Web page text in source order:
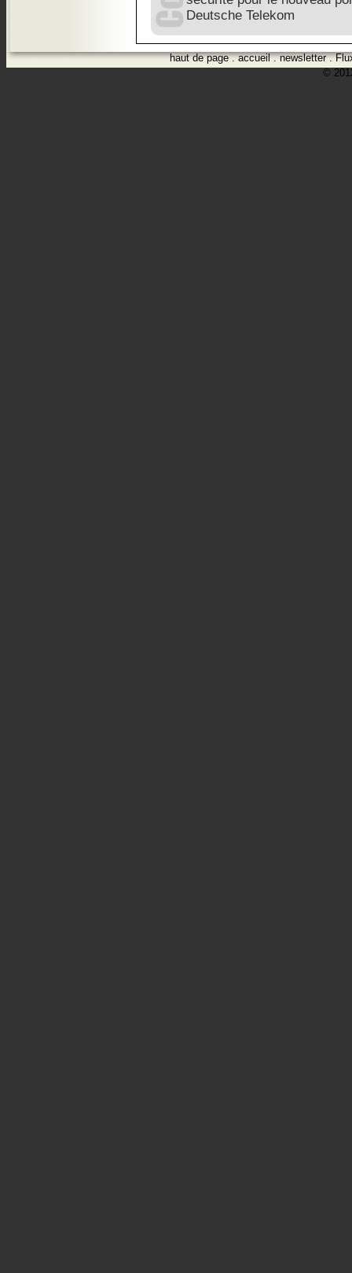
Deutsche Telekom
haut de page.accueil.newsletter.
©